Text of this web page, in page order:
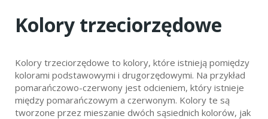
Kolory trzeciorzędowe
Kolory trzeciorzędowe to kolory, które istnieją pomiędzy
kolorami podstawowymi i drugorzędowymi. Na przykład
pomarańczowo-czerwony jest odcieniem, który istnieje
między pomarańczowym a czerwonym. Kolory te są
tworzone przez mieszanie dwóch sąsiednich kolorów, jak